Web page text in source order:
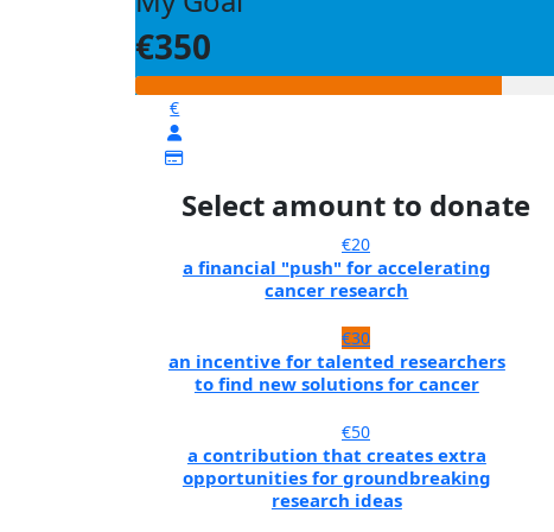
€350
€
Select amount to donate
€20
a financial "push" for accelerating
cancer research
€30
an incentive for talented researchers
to find new solutions for cancer
€50
a contribution that creates extra
opportunities for groundbreaking
research ideas